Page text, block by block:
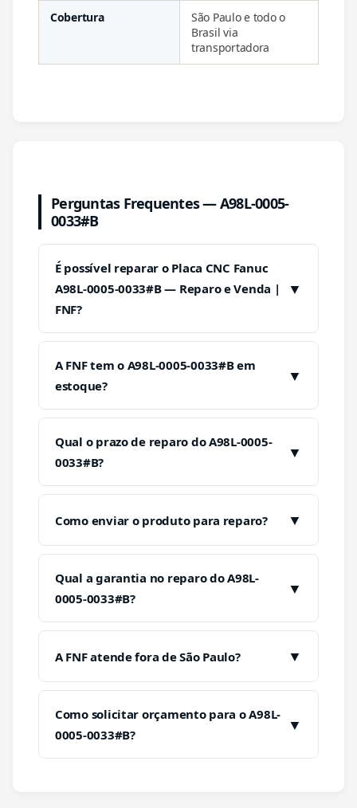
Cobertura
São Paulo e todo o
Brasil via
transportadora
Perguntas Frequentes — A98L-0005-
0033#B
É possível reparar o Placa CNC Fanuc
A98L-0005-0033#B — Reparo e Venda |
FNF?
▼
A FNF tem o A98L-0005-0033#B em
estoque?
▼
Qual o prazo de reparo do A98L-0005-
0033#B?
▼
Como enviar o produto para reparo? ▼
Qual a garantia no reparo do A98L-
0005-0033#B?
▼
A FNF atende fora de São Paulo? ▼
Como solicitar orçamento para o A98L-
0005-0033#B?
▼